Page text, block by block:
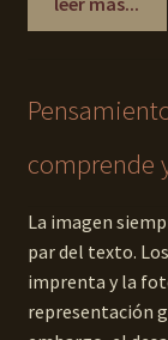
comprende
La imagen
par del texto.
imprenta y la
representación